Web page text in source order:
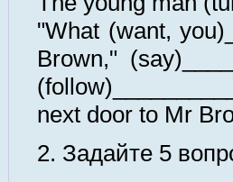
"What (want,
Brown,"
next door to Mr
2. Задайте 5